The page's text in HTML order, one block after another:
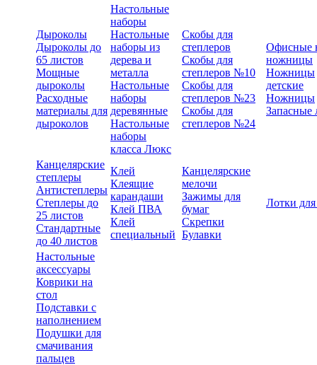
Дыроколы
Дыроколы до
65 листов
Мощные
дыроколы
Расходные
материалы для
дыроколов
Настольные
наборы
Настольные
наборы из
дерева и
металла
Настольные
наборы
деревянные
Настольные
наборы
класса Люкс
Скобы для
степлеров
Скобы для
степлеров №10
Скобы для
степлеров №23
Скобы для
степлеров №24
Офисные
ножницы
Ножницы
детские
Ножницы
Запасные
Канцелярские
степлеры
Антистеплеры
Степлеры до
25 листов
Стандартные
до 40 листов
Клей
Клеящие
карандаши
Клей ПВА
Клей
специальный
Канцелярские
мелочи
Зажимы для
бумаг
Скрепки
Булавки
Лотки
Настольные
аксессуары
Коврики на
стол
Подставки с
наполнением
Подушки для
смачивания
пальцев